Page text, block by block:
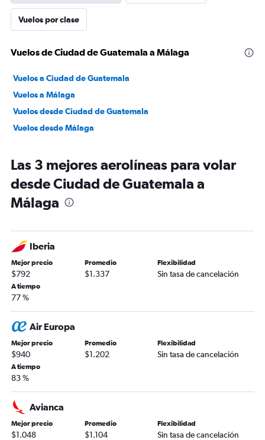
Vuelos por clase
Vuelos de Ciudad de Guatemala a Málaga
Vuelos a Ciudad de Guatemala
Vuelos a Málaga
Vuelos desde Ciudad de Guatemala
Vuelos desde Málaga
Las 3 mejores aerolíneas para volar
desde Ciudad de Guatemala a
Málaga
Iberia
Mejor precio
$792
Promedio
$1.337
Flexibilidad
Sin tasa de cancelación
A tiempo
77 %
Air Europa
Mejor precio
$940
Promedio
$1.202
Flexibilidad
Sin tasa de cancelación
A tiempo
83 %
Avianca
Mejor precio
$1.048
Promedio
$1.104
Flexibilidad
Sin tasa de cancelación